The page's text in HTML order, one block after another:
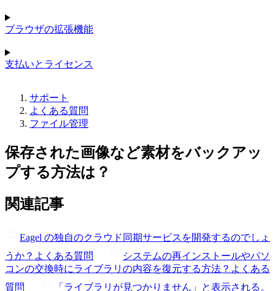
ブラウザの拡張機能
支払いとライセンス
サポート
よくある質問
ファイル管理
保存された画像など素材をバックアッ
プする方法は？
関連記事
Eagel の独自のクラウド同期サービスを開発するのでしょ
うか？ よくある質問
システムの再インストールやパソ
コンの交換時にライブラリの内容を復元する方法？ よくある
質問
「ライブラリが見つかりません」と表示される。